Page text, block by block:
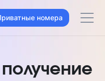
номера